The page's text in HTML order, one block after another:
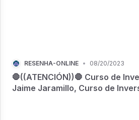
RESENHA-ONLINE • 08/20/2023
🛑((ATENCIÓN))🛑 Curso de
Jaime Jaramillo, Curso de